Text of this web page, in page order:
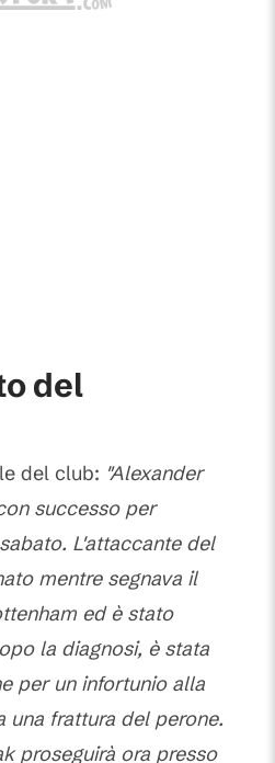
del
del club: "Alexander
successo per
L'attaccante del
mentre segnava il
ed è stato
la diagnosi, è stata
per un infortunio alla
una frattura del perone.
proseguirà ora presso